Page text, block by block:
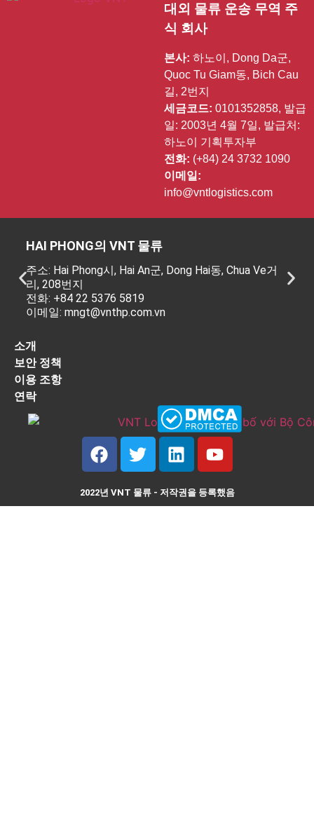
대외 물류 운송 무역 주
식 회사
본사: 하노이, Dong Da군,
Quoc Tu Giam동, Bich Cau
길, 2번지
세금코드: 0101352858, 발급
일: 2003년 4월 7일, 발급처:
하노이 기획투자부
전화: (+84) 24 3732 1090
이메일:
info@vntlogistics.com
HAI PHONG의 VNT 물류
주소: Hai Phong시, Hai An군, Dong Hai동, Chua Ve거
리, 208번지
전화: +84 22 5376 5819
이메일: mngt@vnthp.com.vn
소개
보안 정책
이용 조항
연락
2022년 VNT 물류 - 저작권을 등록했음